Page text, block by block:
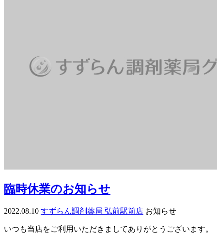
臨時休業のお知らせ
2022.08.10 すずらん調剤薬局 弘前駅前店 お知らせ
いつも当店をご利用いただきましてありがとうございます。